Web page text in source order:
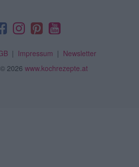
| Impressum | Newsletter
© 2026 www.kochrezepte.at